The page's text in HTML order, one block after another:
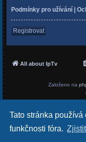
Tato stránka
funkčnosti fóra.
Podmínky pro užívání
Registrovat
All about IpTv
Založeno na